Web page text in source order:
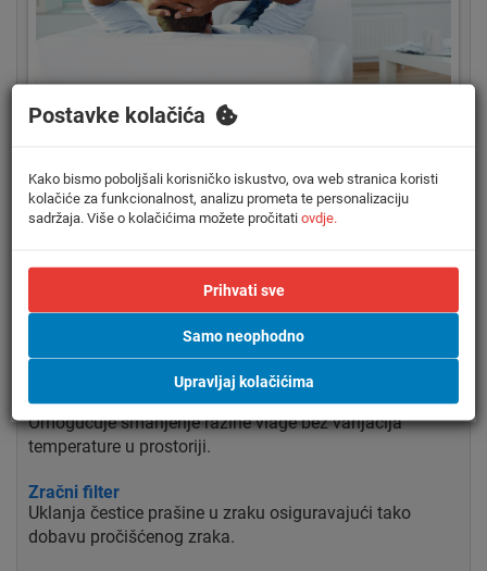
Sprječava prljanje stropa
položaju kako bi spriječila mrlje na stropu.
Okomiti automatski swing
ventilacijskih zračnih klapni za učinkovitu distribuciju
zraka i temperature kroz prostoriju.
Koraci brzine ventilatora (3 koraka)
Omogućuje odabir određenog broja brzina ventilatora.
Program sušenja
Omogućuje smanjenje razine vlage bez varijacija
temperature u prostoriji.
Zračni filter
Uklanja čestice prašine u zraku osiguravajući tako
dobavu pročišćenog zraka.
Postavke kolačića
Kako bismo poboljšali korisničko iskustvo, ova web stranica koristi
kolačiće za funkcionalnost, analizu prometa te personalizaciju
sadržaja. Više o kolačićima možete pročitati ovdje.
Prihvati sve
Samo neophodno
Upravljaj kolačićima